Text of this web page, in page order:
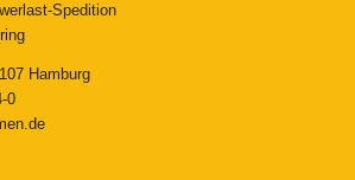
Spedition
Hamburg
0